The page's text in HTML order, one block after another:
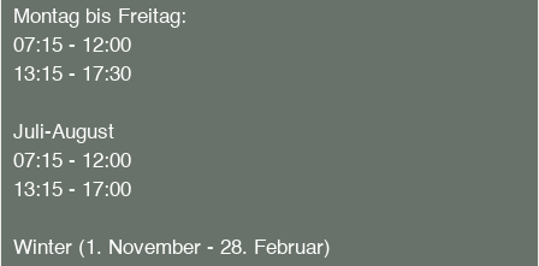
Montag bis Freitag:
07:15 - 12:00
13:15 - 17:30
Juli-August
07:15 - 12:00
13:15 - 17:00
Winter (1. November - 28. Februar)